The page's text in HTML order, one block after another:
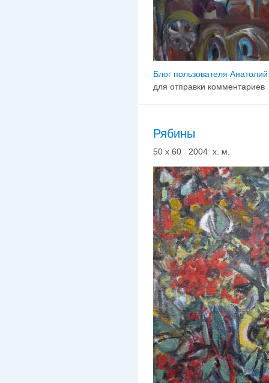
Блог пользователя
для отправки комментариев
Рябины
50 х 60 2004 х. м.